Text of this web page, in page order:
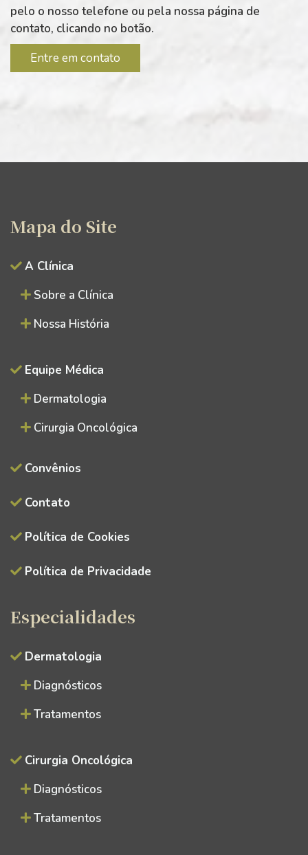
pelo o nosso telefone ou pela nossa página de
contato, clicando no botão.
Entre em contato
Mapa do Site
A Clínica
Sobre a Clínica
Nossa História
Equipe Médica
Dermatologia
Cirurgia Oncológica
Convênios
Contato
Política de Cookies
Política de Privacidade
Especialidades
Dermatologia
Diagnósticos
Tratamentos
Cirurgia Oncológica
Diagnósticos
Tratamentos